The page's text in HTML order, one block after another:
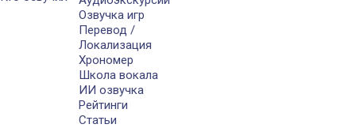
Озвучка игр
Перевод /
Локализация
Хрономер
Школа вокала
ИИ озвучка
Рейтинги
Статьи